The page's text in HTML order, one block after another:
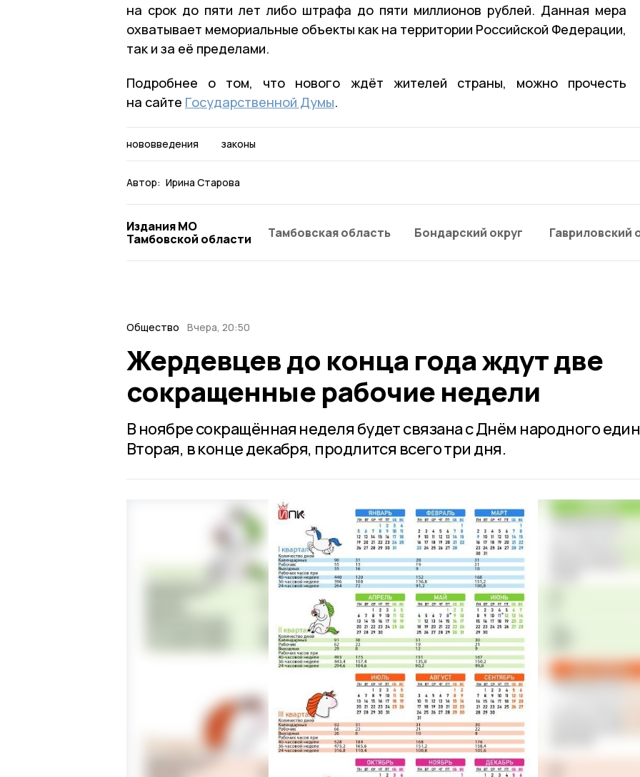
на срок до пяти лет либо штрафа до пяти миллионов рублей. Данная мера
охватывает мемориальные объекты как на территории Российской Федерации,
так и за её пределами.
Подробнее о том, что нового ждёт жителей страны, можно прочесть
на сайте Государственной Думы.
нововведения законы
Автор: Ирина Старова
Издания МО
Тамбовской области
Тамбовская область Бондарский округ Гавриловский
Общество Вчера, 20:50
Жердевцев до конца года ждут две
сокращенные рабочие недели
В ноябре сокращённая неделя будет связана с Днём народного
Вторая, в конце декабря, продлится всего три дня.